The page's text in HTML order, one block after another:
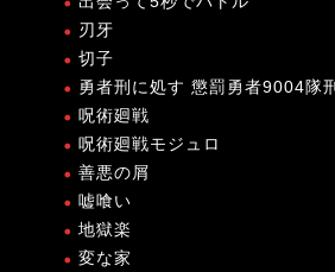
刃牙
切子
勇者刑に処す 懲罰勇者9004隊
呪術廻戦
呪術廻戦モジュロ
善悪の屑
嘘喰い
地獄楽
変な家